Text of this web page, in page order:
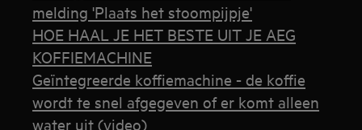
melding 'Plaats het stoompijpje'
HOE HAAL JE HET BESTE UIT JE AEG
KOFFIEMACHINE
Geïntegreerde koffiemachine - de koffie
wordt te snel afgegeven of er komt alleen
water uit (video)